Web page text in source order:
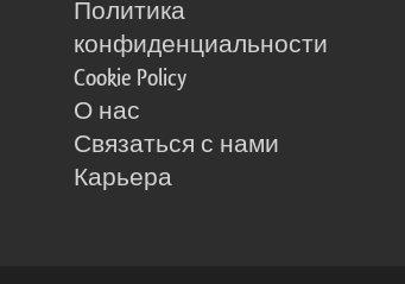
Политика
конфиденциальности
Cookie Policy
О нас
Связаться с нами
Карьера